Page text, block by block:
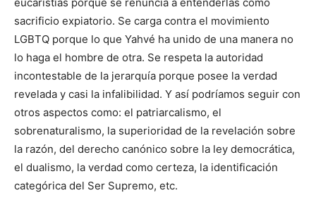
eucaristías porque se renuncia a entenderlas como
sacrificio expiatorio. Se carga contra el movimiento
LGBTQ porque lo que Yahvé ha unido de una manera no
lo haga el hombre de otra. Se respeta la autoridad
incontestable de la jerarquía porque posee la verdad
revelada y casi la infalibilidad. Y así podríamos seguir con
otros aspectos como: el patriarcalismo, el
sobrenaturalismo, la superioridad de la revelación sobre
la razón, del derecho canónico sobre la ley democrática,
el dualismo, la verdad como certeza, la identificación
categórica del Ser Supremo, etc.